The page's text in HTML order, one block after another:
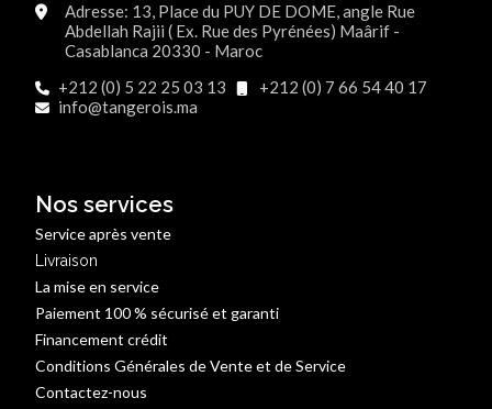
Adresse: 13, Place du PUY DE DOME, angle Rue
Abdellah Rajii ( Ex. Rue des Pyrénées) Maârif -
Casablanca 20330 - Maroc
+212 (0) 5 22 25 03 13
+212 (0) 7 66 54 40 17
info@tangerois.ma
Nos services
Service après vente
Livraison
La mise en service
Paiement 100 % sécurisé et garanti
Financement crédit
Conditions Générales de Vente et de Service
Contactez-nous